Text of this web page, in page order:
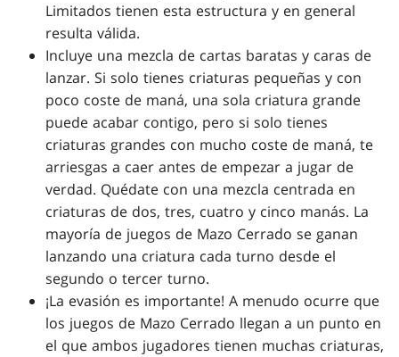
Limitados tienen esta estructura y en general
resulta válida.
Incluye una mezcla de cartas baratas y caras de
lanzar. Si solo tienes criaturas pequeñas y con
poco coste de maná, una sola criatura grande
puede acabar contigo, pero si solo tienes
criaturas grandes con mucho coste de maná, te
arriesgas a caer antes de empezar a jugar de
verdad. Quédate con una mezcla centrada en
criaturas de dos, tres, cuatro y cinco manás. La
mayoría de juegos de Mazo Cerrado se ganan
lanzando una criatura cada turno desde el
segundo o tercer turno.
¡La evasión es importante! A menudo ocurre que
los juegos de Mazo Cerrado llegan a un punto en
el que ambos jugadores tienen muchas criaturas,